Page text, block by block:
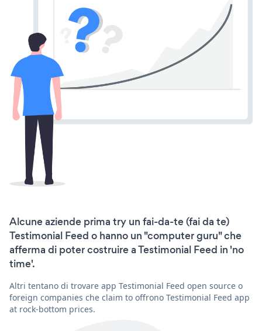
Alcune aziende prima try un fai-da-te (fai da te)
Testimonial Feed o hanno un "computer guru" che
afferma di poter costruire a Testimonial Feed in 'no
time'.
Altri tentano di trovare app Testimonial Feed open source o
foreign companies che claim to offrono Testimonial Feed app
at rock-bottom prices.